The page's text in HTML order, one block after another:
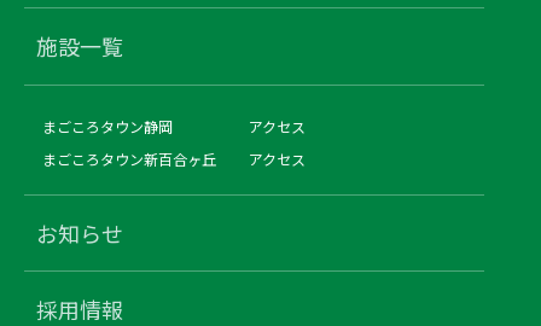
施設一覧
まごころタウン静岡
アクセス
まごころタウン新百合ヶ丘
アクセス
お知らせ
採用情報